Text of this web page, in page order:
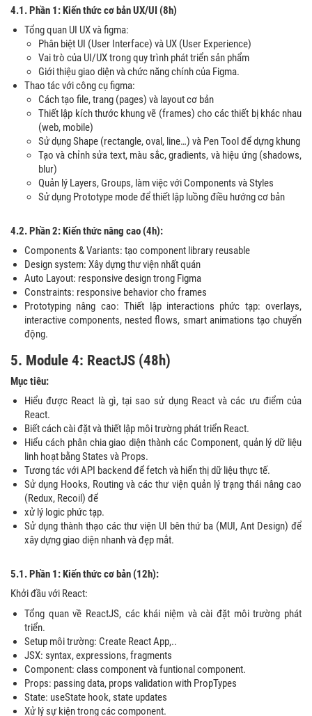
4.1. Phần 1:Kiến thức cơ bảnUX/UI (8h)
Tổng quan UI UX và figma:
Phân biệt UI (User Interface) và UX (User Experience)
Vai trò của UI/UX trong quy trình phát triển sản phẩm
Giới thiệu giao diện và chức năng chính của Figma.
Thao tác với công cụ figma:
Cách tạo file, trang (pages) và layout cơ bản
Thiết lập kích thước khung vẽ (frames) cho các thiết bị khác nhau
(web, mobile)
Sử dụng Shape (rectangle, oval, line…) và Pen Tool để dựng khung
Tạo và chỉnh sửa text, màu sắc, gradients, và hiệu ứng (shadows,
blur)
Quản lý Layers, Groups, làm việc với Components và Styles
Sử dụng Prototype mode để thiết lập luồng điều hướng cơ bản
4.2. Phần 2:Kiến thức nâng cao(4h):
Components & Variants: tạo component library reusable
Design system: Xây dựng thư viện nhất quán
Auto Layout: responsive design trong Figma
Constraints: responsive behavior cho frames
Prototyping nâng cao: Thiết lập interactions phức tạp: overlays,
interactive components, nested flows, smart animations tạo chuyển
động.
5. Module 4: ReactJS (48h)
Mục tiêu:
Hiểu được React là gì, tại sao sử dụng React và các ưu điểm của
React.
Biết cách cài đặt và thiết lập môi trường phát triển React.
Hiểu cách phân chia giao diện thành các Component, quản lý dữ liệu
linh hoạt bằng States và Props.
Tương tác với API backend để fetch và hiển thị dữ liệu thực tế.
Sử dụng Hooks, Routing và các thư viện quản lý trạng thái nâng cao
(Redux, Recoil) để
xử lý logic phức tạp.
Sử dụng thành thạo các thư viện UI bên thứ ba (MUI, Ant Design) để
xây dựng giao diện nhanh và đẹp mắt.
5.1. Phần 1: Kiến thức cơ bản (12h):
Khởi đầu với React:
Tổng quan về ReactJS, các khái niệm và cài đặt môi trường phát
triển.
Setup môi trường: Create React App,..
JSX: syntax, expressions, fragments
Component: class component và funtional component.
Props: passing data, props validation with PropTypes
State: useState hook, state updates
Xử lý sự kiện trong các component.